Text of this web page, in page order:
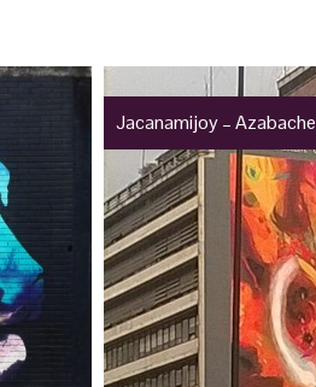
Jacanamijoy – Azabache